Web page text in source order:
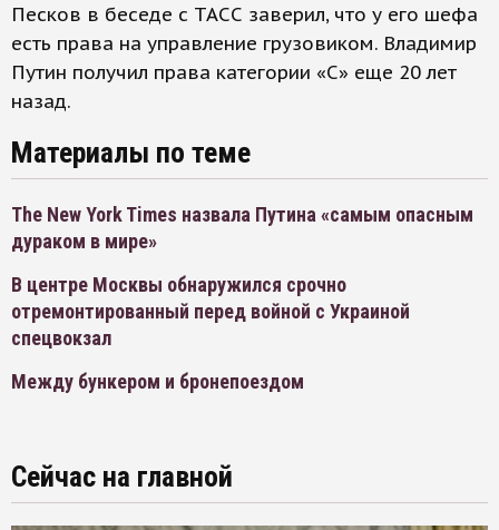
Песков в беседе с ТАСС заверил, что у его шефа
есть права на управление грузовиком. Владимир
Путин получил права категории «С» еще 20 лет
назад.
Материалы по теме
The New York Times назвала Путина «самым опасным
дураком в мире»
В центре Москвы обнаружился срочно
отремонтированный перед войной с Украиной
спецвокзал
Между бункером и бронепоездом
Сейчас на главной